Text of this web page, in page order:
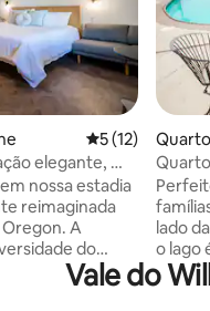
5 de uma
5 (12)
elegante, Wi-
nossa estadia
reimaginada
A
do
Street, cada
com design
lado
o lago
bela
Vale do